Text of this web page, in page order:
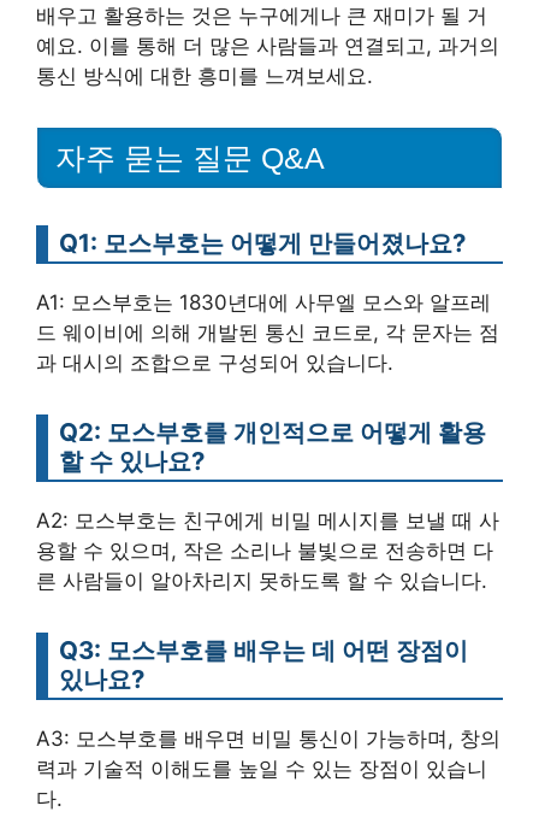
배우고 활용하는 것은 누구에게나 큰 재미가 될 거
예요. 이를 통해 더 많은 사람들과 연결되고, 과거의
통신 방식에 대한 흥미를 느껴보세요.
자주 묻는 질문 Q&A
Q1: 모스부호는 어떻게 만들어졌나요?
A1: 모스부호는 1830년대에 사무엘 모스와 알프레
드 웨이비에 의해 개발된 통신 코드로, 각 문자는 점
과 대시의 조합으로 구성되어 있습니다.
Q2: 모스부호를 개인적으로 어떻게 활용
할 수 있나요?
A2: 모스부호는 친구에게 비밀 메시지를 보낼 때 사
용할 수 있으며, 작은 소리나 불빛으로 전송하면 다
른 사람들이 알아차리지 못하도록 할 수 있습니다.
Q3: 모스부호를 배우는 데 어떤 장점이
있나요?
A3: 모스부호를 배우면 비밀 통신이 가능하며, 창의
력과 기술적 이해도를 높일 수 있는 장점이 있습니
다.